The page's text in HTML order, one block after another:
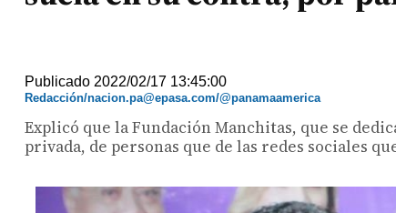
Publicado 2022/02/17 13:45:00
Redacción/nacion.pa@epasa.com/@panamaamerica
Explicó que la Fundación Manchitas, que se
privada, de personas que de las redes sociales